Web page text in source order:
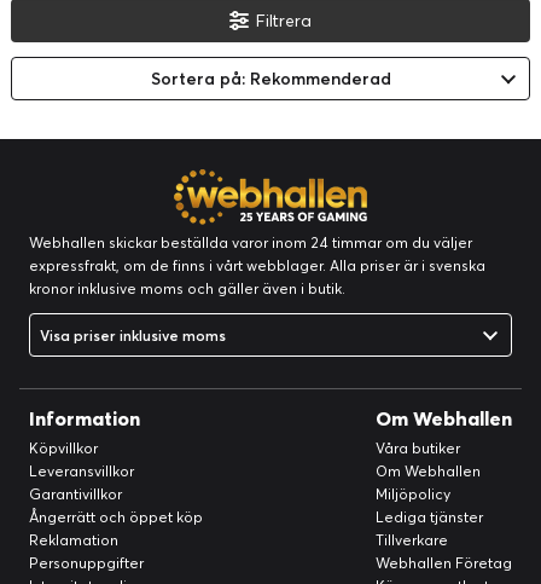
Filtrera
Sortera på: Rekommenderad
Webhallen skickar beställda varor inom 24 timmar om du väljer
expressfrakt, om de finns i vårt webblager. Alla priser är i svenska
kronor inklusive moms och gäller även i butik.
Visa priser inklusive moms
Information
Köpvillkor
Leveransvillkor
Garantivillkor
Ångerrätt och öppet köp
Reklamation
Personuppgifter
Om Webhallen
Våra butiker
Om Webhallen
Miljöpolicy
Lediga tjänster
Tillverkare
Webhallen Företag